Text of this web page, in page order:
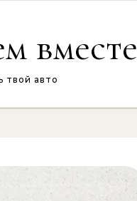
вместе
твой авто